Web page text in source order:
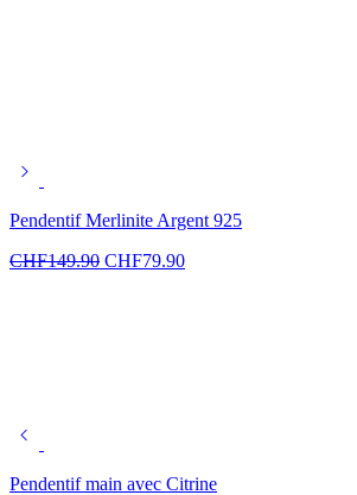
Pendentif Merlinite Argent 925
CHF149.90 CHF79.90
Pendentif main avec Citrine